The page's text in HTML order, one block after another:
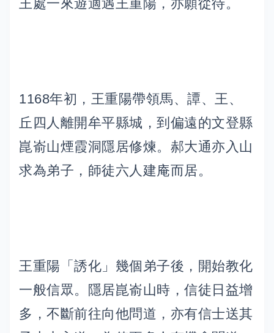
王處一來遊適遇王重陽，亦願從待。
1168年初，王重陽帶領馬、譚、王、
丘四人離開牟平縣城，到偏遠的文登縣
崑嵛山煙霞洞隱居修煉。郝大通亦入山
求為弟子，師徒六人建庵而居。
王重陽「誘化」幾個弟子後，開始教化
一般信眾。隱居崑嵛山時，信徒日益增
多，不斷前往向他問道，亦有信士送其